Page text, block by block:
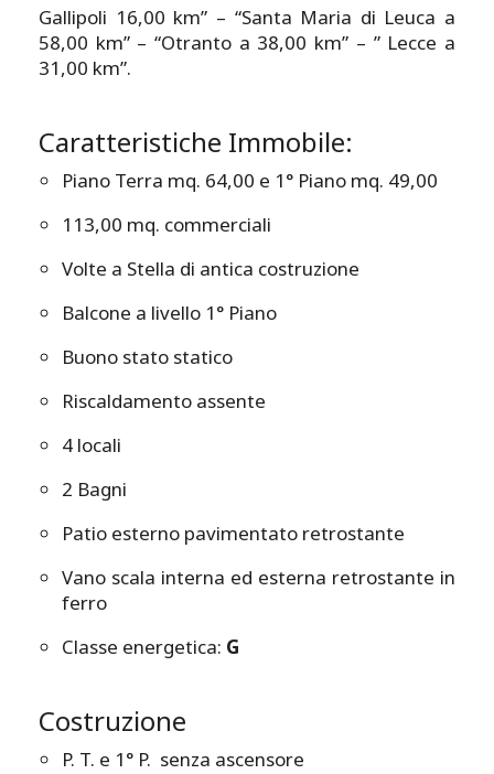
Gallipoli 16,00 km” – “Santa Maria di Leuca a
58,00 km” – “Otranto a 38,00 km” – ” Lecce a
31,00 km”.
Caratteristiche Immobile:
Piano Terra mq. 64,00 e 1° Piano mq. 49,00
113,00 mq. commerciali
Volte a Stella di antica costruzione
Balcone a livello 1° Piano
Buono stato statico
Riscaldamento assente
4 locali
2 Bagni
Patio esterno pavimentato retrostante
Vano scala interna ed esterna retrostante in
ferro
Classe energetica: G
Costruzione
P. T. e 1° P. senza ascensore